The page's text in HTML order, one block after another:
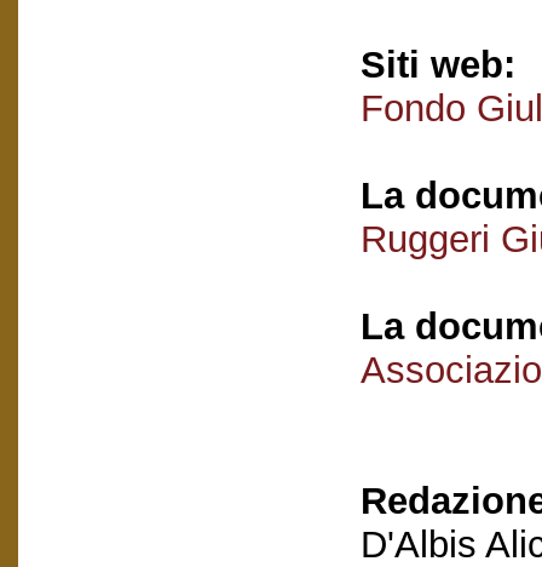
Siti web:
Fondo
La
Ruggeri
La
D'Albis